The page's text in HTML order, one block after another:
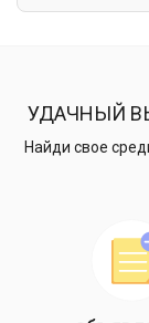
УДАЧНЫЙ
Найди свое